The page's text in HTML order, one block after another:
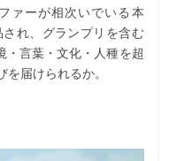
ァーが相次いでいる本
れ、グランプリを含む
・言葉・文化・人種を超
届けられるか。